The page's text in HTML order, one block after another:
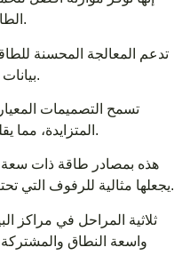
الطاقة بالتساوي عبر دوائر متعددة.
تدعم المعالجة المحسنة
بيانات الحافة والبنية التحتية السحابية.
تسمح التصميمات
المتزايدة، مما يقلل من وقت التوقف عن العمل.
يجعلها مثالية للرفوف التي تحتوي على خوادم وأجهزة متعددة.
واسعة النطاق